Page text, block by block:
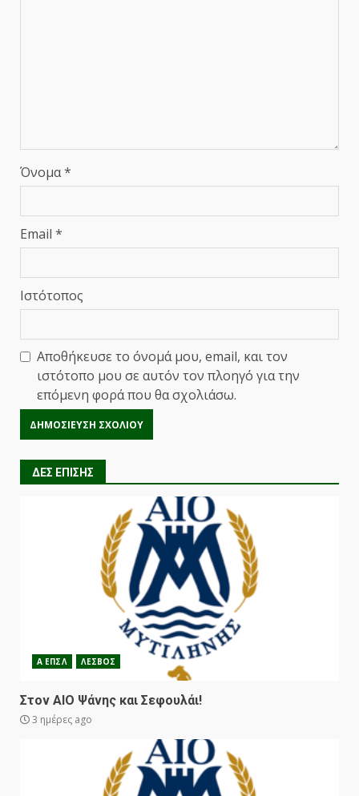
Όνομα*
Email *
Ιστότοπος
Αποθήκευσε το όνομά μου, email, και τον
ιστότοπο μου σε αυτόν τον πλοηγό για την
επόμενη φορά που θα σχολιάσω.
ΔΕΣ ΕΠΙΣΗΣ
Α ΕΠΣΛ ΛΕΣΒΟΣ
Στον ΑΙΟ Ψάνης και Σεφουλάι!
3 ημέρες ago